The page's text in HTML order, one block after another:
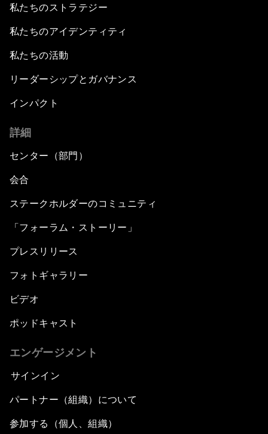
私たちのストラテジー
私たちのアイデンティティ
私たちの活動
リーダーシップとガバナンス
インパクト
詳細
センター（部門）
会合
ステークホルダーのコミュニティ
「フォーラム・ストーリー」
プレスリリース
フォトギャラリー
ビデオ
ポッドキャスト
エンゲージメント
サインイン
パートナー（組織）について
参加する（個人、組織）